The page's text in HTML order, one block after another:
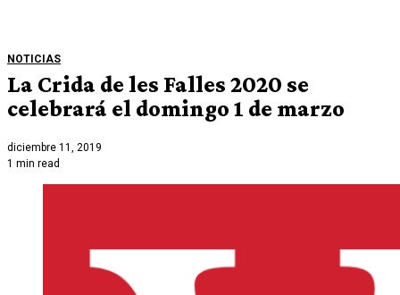
NOTICIAS
La Crida de les Falles 2020 se
celebrará el domingo 1 de marzo
diciembre 11, 2019
1 min read